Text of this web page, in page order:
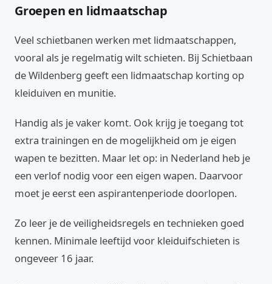
Groepen en lidmaatschap
Veel schietbanen werken met lidmaatschappen,
vooral als je regelmatig wilt schieten. Bij Schietbaan
de Wildenberg geeft een lidmaatschap korting op
kleiduiven en munitie.
Handig als je vaker komt. Ook krijg je toegang tot
extra trainingen en de mogelijkheid om je eigen
wapen te bezitten. Maar let op: in Nederland heb je
een verlof nodig voor een eigen wapen. Daarvoor
moet je eerst een aspirantenperiode doorlopen.
Zo leer je de veiligheidsregels en technieken goed
kennen. Minimale leeftijd voor kleiduifschieten is
ongeveer 16 jaar.